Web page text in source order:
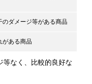
ダメージ等がある商品
がある商品
等なく、比較的良好な